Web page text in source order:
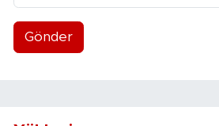
Gönder